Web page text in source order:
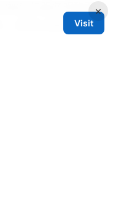
目标服务明确要
应停止使用并检
×
Visit